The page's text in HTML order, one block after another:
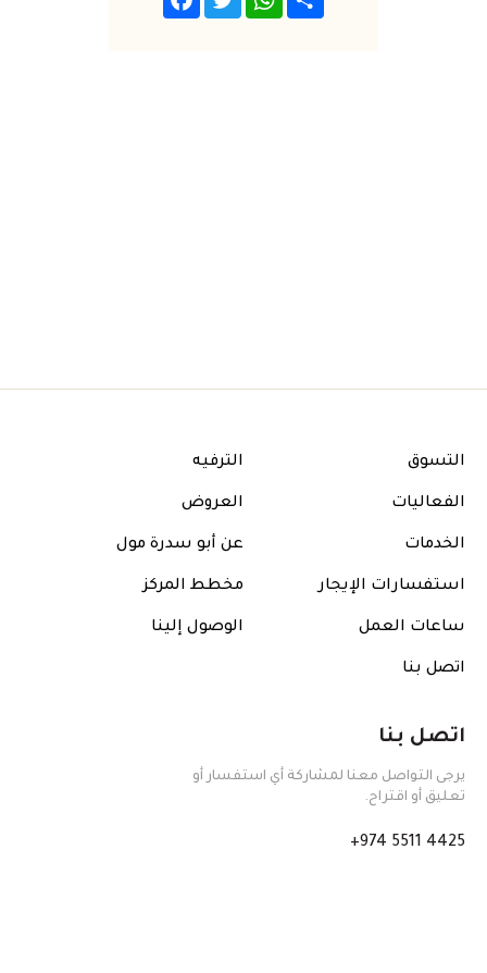
التسوق الترفيه
الفعاليات العروض
الخدمات عن أبو سدرة مول
استفسارات الإيجار مخطط المركز
ساعات العمل الوصول إلينا
اتصل بنا
اتصل بنا
يرجى التواصل معنا لمشاركة أي استفسار أو
تعليق أو اقتراح.
+974 5511 4425